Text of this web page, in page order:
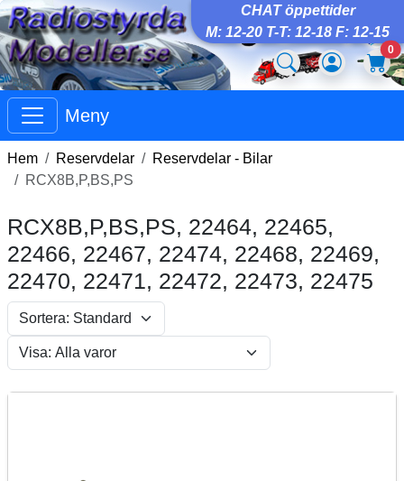
CHAT öppettider
M: 12-20 T-T: 12-18 F: 12-15
0
Meny
Hem Reservdelar
Reservdelar - Bilar
RCX8B,P,BS,PS
RCX8B,P,BS,PS, 22464, 22465,
22466, 22467, 22474, 22468, 22469,
22470, 22471, 22472, 22473, 22475